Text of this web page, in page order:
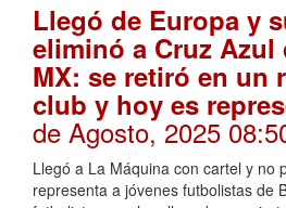
Llegó de Europa y
eliminó a Cruz Azul
MX: se retiró en un
club y hoy es
de Agosto, 2025
Llegó a La Máquina con cartel y no
representa a jóvenes futbolistas de